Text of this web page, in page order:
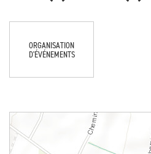
ORGANISATION
D'ÉVÉNEMENTS